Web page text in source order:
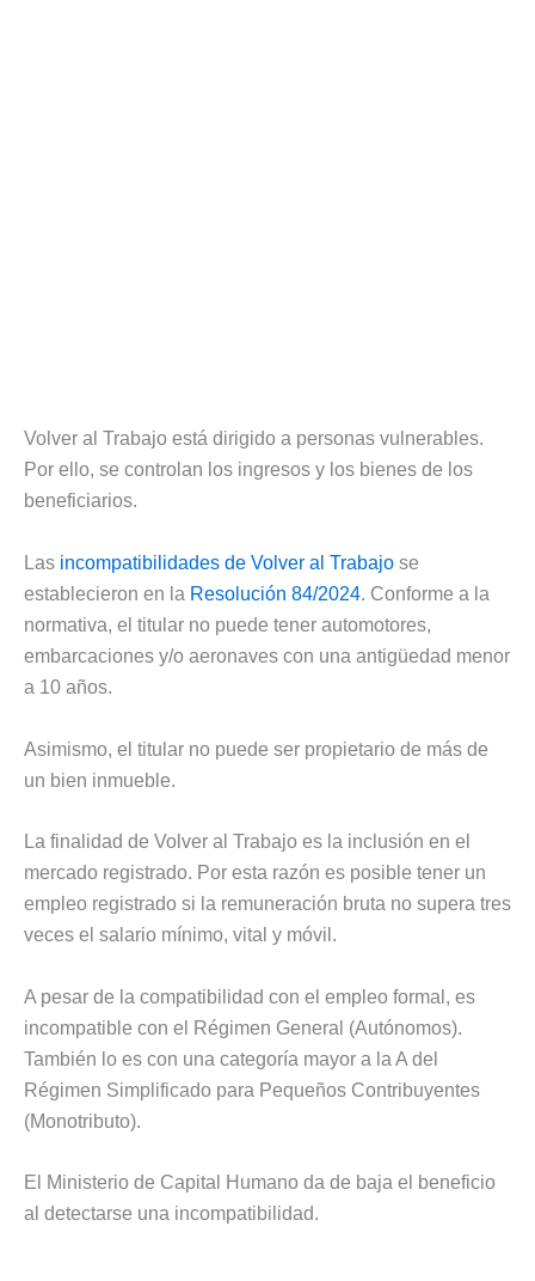
Volver al Trabajo está dirigido a personas vulnerables.
Por ello, se controlan los ingresos y los bienes de los
beneficiarios.
Las incompatibilidades de Volver al Trabajo se
establecieron en la Resolución 84/2024. Conforme a la
normativa, el titular no puede tener automotores,
embarcaciones y/o aeronaves con una antigüedad menor
a 10 años.
Asimismo, el titular no puede ser propietario de más de
un bien inmueble.
La finalidad de Volver al Trabajo es la inclusión en el
mercado registrado. Por esta razón es posible tener un
empleo registrado si la remuneración bruta no supera tres
veces el salario mínimo, vital y móvil.
A pesar de la compatibilidad con el empleo formal, es
incompatible con el Régimen General (Autónomos).
También lo es con una categoría mayor a la A del
Régimen Simplificado para Pequeños Contribuyentes
(Monotributo).
El Ministerio de Capital Humano da de baja el beneficio
al detectarse una incompatibilidad.